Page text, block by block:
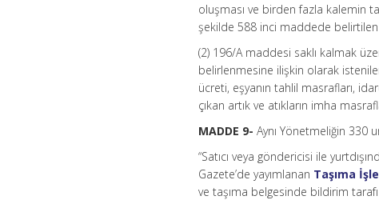
oluşması ve birden fazla kalemin
şekilde 588 inci maddede
(2) 196/A maddesi saklı kalmak
belirlenmesine ilişkin olarak
ücreti, eşyanın tahlil masrafları,
çıkan artık ve atıkların imha
MADDE 9-Aynı Yönetmeliğin 330
“Satıcı veya göndericisi ile
Gazete’de yayımlanan Taşıma
ve taşıma belgesinde bildirim